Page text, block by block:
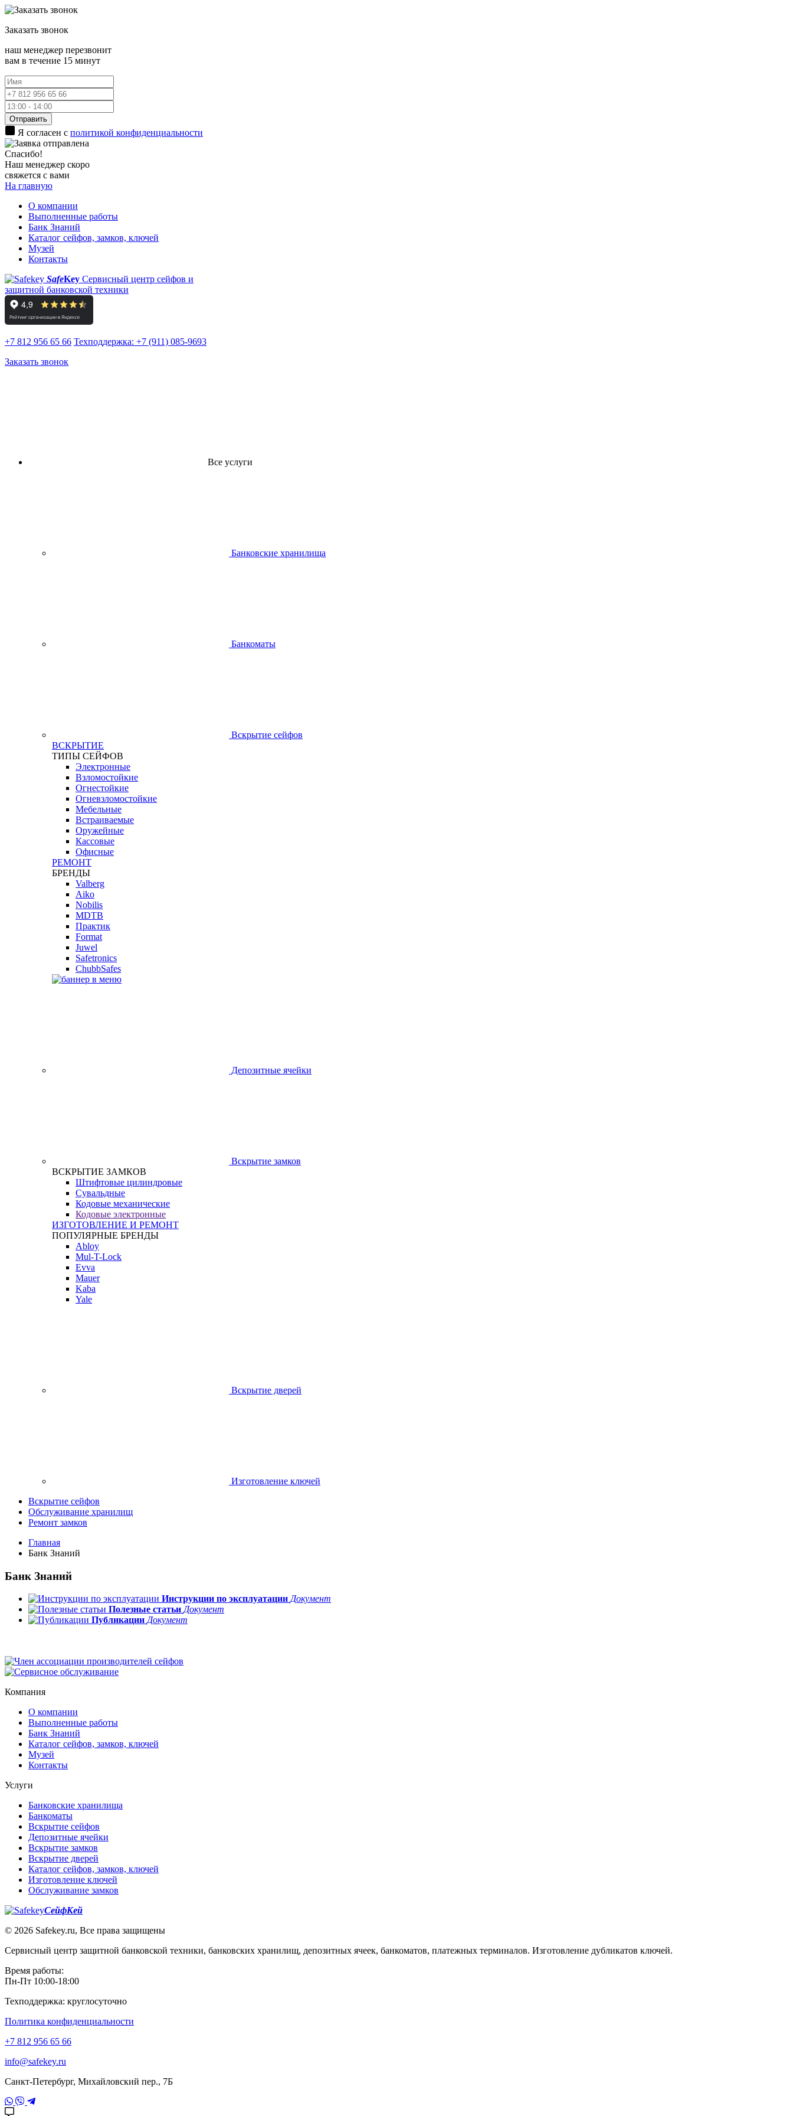
Заказать звонок
наш менеджер перезвонит
вам в течение 15 минут
Отправить
Я согласен с политикой конфиденциальности
Спасибо!
Наш менеджер скоро
свяжется с вами
На главную
О компании
Выполненные работы
Банк Знаний
Каталог сейфов, замков, ключей
Музей
Контакты
SafeKey Сервисный центр сейфов и
защитной банковской техники
+7 812 956 65 66 Техподдержка: +7 (911) 085-9693
Заказать звонок
Все услуги
Банковские хранилища
Банкоматы
Вскрытие сейфов
ВСКРЫТИЕ
ТИПЫ СЕЙФОВ
Электронные
Взломостойкие
Огнестойкие
Огневзломостойкие
Мебельные
Встраиваемые
Оружейные
Кассовые
Офисные
РЕМОНТ
БРЕНДЫ
Valberg
Aiko
Nobilis
MDTB
Практик
Format
Juwel
Safetronics
ChubbSafes
Депозитные ячейки
Вскрытие замков
ВСКРЫТИЕ ЗАМКОВ
Штифтовые цилиндровые
Сувальдные
Кодовые механические
Кодовые электронные
ИЗГОТОВЛЕНИЕ И РЕМОНТ
ПОПУЛЯРНЫЕ БРЕНДЫ
Abloy
Mul-T-Lock
Evva
Mauer
Kaba
Yale
Вскрытие дверей
Изготовление ключей
Вскрытие сейфов
Обслуживание хранилищ
Ремонт замков
Главная
Банк Знаний
Банк Знаний
Инструкции по эксплуатации Документ
Полезные статьи Документ
Публикации Документ
Компания
О компании
Выполненные работы
Банк Знаний
Каталог сейфов, замков, ключей
Музей
Контакты
Услуги
Банковские хранилища
Банкоматы
Вскрытие сейфов
Депозитные ячейки
Вскрытие замков
Вскрытие дверей
Каталог сейфов, замков, ключей
Изготовление ключей
Обслуживание замков
СейфКей
© 2026 Safekey.ru, Все права защищены
Сервисный центр защитной банковской техники, банковских хранилищ, депозитных ячеек, банкоматов, платежных терминалов. Изготовление дубликатов ключей.
Время работы:
Пн-Пт 10:00-18:00
Техподдержка: круглосуточно
Политика конфиденциальности
+7 812 956 65 66
info@safekey.ru
Санкт-Петербург, Михайловский пер., 7Б